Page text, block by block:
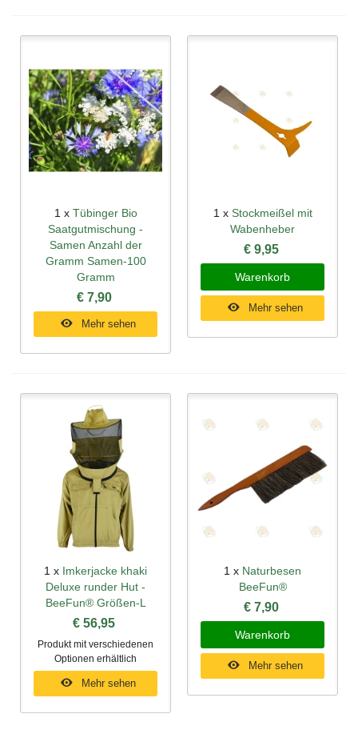
1 x Tübinger Bio
Saatgutmischung -
Samen Anzahl der
Gramm Samen-100
Gramm
€ 7,90
Mehr sehen
1 x Stockmeißel mit
Wabenheber
€ 9,95
Warenkorb
Mehr sehen
1 x Imkerjacke khaki
Deluxe runder Hut -
BeeFun® Größen-L
€ 56,95
Produkt mit verschiedenen
Optionen erhältlich
Mehr sehen
1 x Naturbesen
BeeFun®
€ 7,90
Warenkorb
Mehr sehen